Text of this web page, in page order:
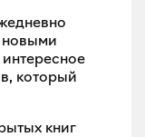
новыми
который
книг